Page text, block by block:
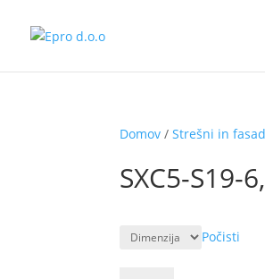
Domov /Strešni in
SXC5-S19-
Počisti